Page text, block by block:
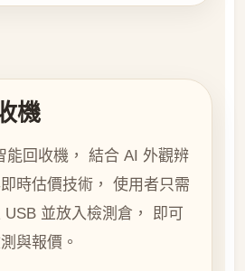
機
能回收機， 結合 AI 外觀辨
時估價技術， 使用者只需
並放入檢測倉， 即可
與報價。